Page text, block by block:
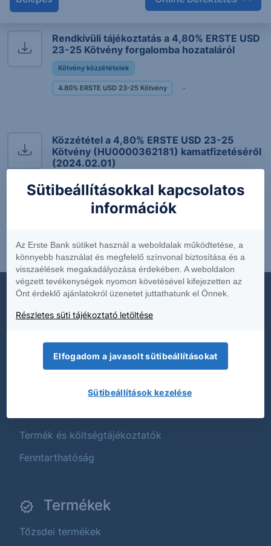
Rendkívüli tájékoztatás a 4,80% ERSTE USD
23-25 Kötvény forgalomba hozataláról
Kötvény közzétételek
4.80% ERSTE USD 23-25 Kötvény -
Közzététel a 4,80% ERSTE USD 23-25
Kötvény (HU0000362181) kamatfizetéséről
(2024.02.01)
4.80% ERSTE USD 23-25 Kötvény
Dokumentumok
Díjjegyzékek
Hirdetmények
Termék és költségtájékoztatók
Fenntarthatóság
Termékek
Tőzsdei termékek
Sütibeállításokkal kapcsolatos
információk
Az Erste Bank sütiket használ a weboldalak működtetése, a
könnyebb használat és megfelelő színvonal biztosítása és a
visszaélések megakadályozása érdekében. A weboldalon
végzett tevékenységek nyomon követésével kifejezetten az
Önt érdeklő ajánlatokról üzenetet juttathatunk el Önnek.
Részletes süti tájékoztató letöltése
Elfogadom a javasolt sütibeállításokat
Sütibeállítások kezelése